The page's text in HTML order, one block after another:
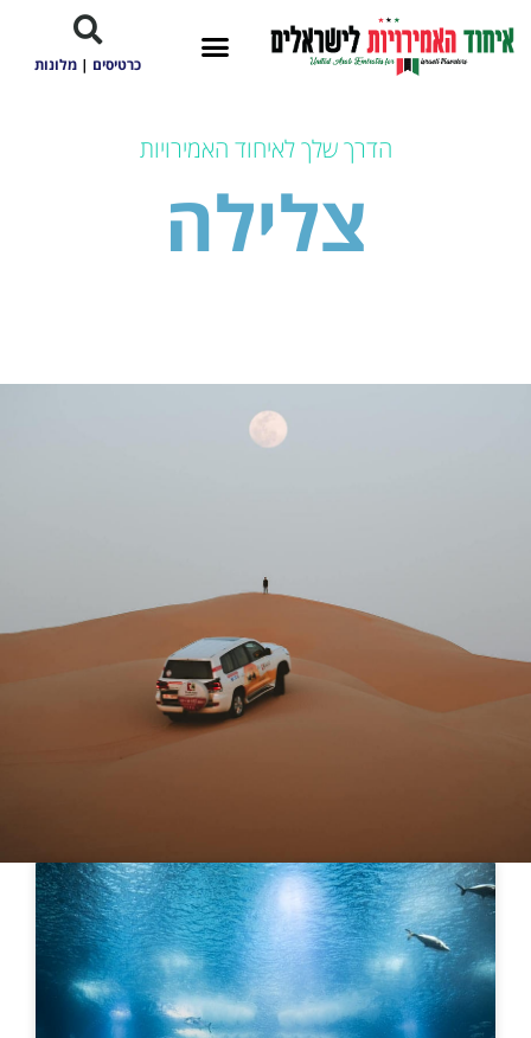
כרטיסים | מלונות
הדרך שלך לאיחוד האמירויות
צלילה